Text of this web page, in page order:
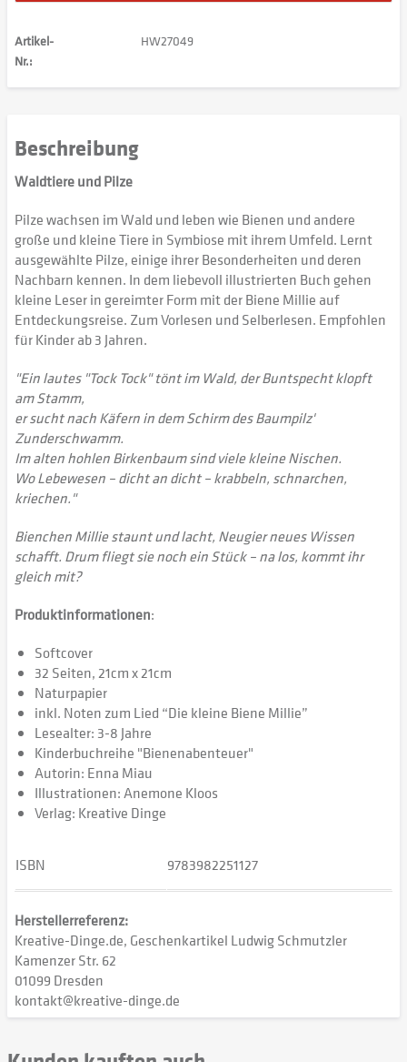
Artikel-
Nr.:
HW27049
Beschreibung
Waldtiere und Pilze
Pilze wachsen im Wald und leben wie Bienen und andere
große und kleine Tiere in Symbiose mit ihrem Umfeld. Lernt
ausgewählte Pilze, einige ihrer Besonderheiten und deren
Nachbarn kennen. In dem liebevoll illustrierten Buch gehen
kleine Leser in gereimter Form mit der Biene Millie auf
Entdeckungsreise. Zum Vorlesen und Selberlesen. Empfohlen
für Kinder ab 3 Jahren.
"Ein lautes "Tock Tock" tönt im Wald, der Buntspecht klopft
am Stamm,
er sucht nach Käfern in dem Schirm des Baumpilz'
Zunderschwamm.
Im alten hohlen Birkenbaum sind viele kleine Nischen.
Wo Lebewesen – dicht an dicht – krabbeln, schnarchen,
kriechen."
Bienchen Millie staunt und lacht, Neugier neues Wissen
schafft. Drum fliegt sie noch ein Stück – na los, kommt ihr
gleich mit?
Produktinformationen:
Softcover
32 Seiten, 21cm x 21cm
Naturpapier
inkl. Noten zum Lied “Die kleine Biene Millie”
Lesealter: 3-8 Jahre
Kinderbuchreihe "Bienenabenteuer"
Autorin: Enna Miau
Illustrationen: Anemone Kloos
Verlag: Kreative Dinge
ISBN 9783982251127
Herstellerreferenz:
Kreative-Dinge.de, Geschenkartikel Ludwig Schmutzler
Kamenzer Str. 62
01099 Dresden
kontakt@kreative-dinge.de